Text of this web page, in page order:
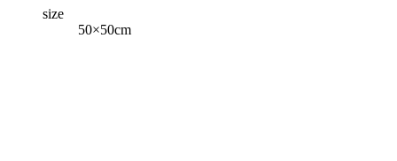
size
50×50cm